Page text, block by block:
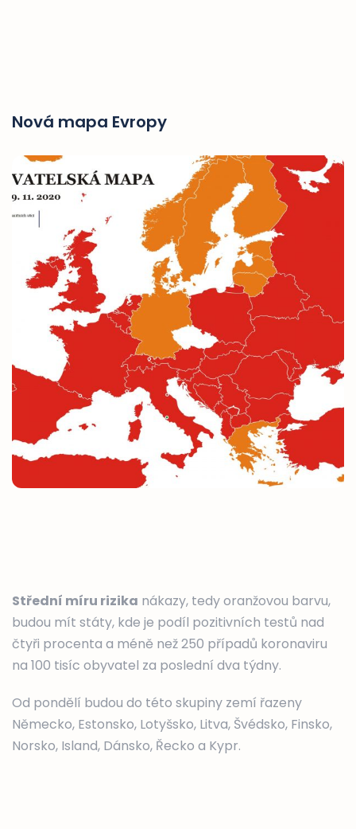
Nová mapa Evropy
Střední míru rizika nákazy, tedy oranžovou barvu,
budou mít státy, kde je podíl pozitivních testů nad
čtyři procenta a méně než 250 případů koronaviru
na 100 tisíc obyvatel za poslední dva týdny.
Od pondělí budou do této skupiny zemí řazeny
Německo, Estonsko, Lotyšsko, Litva, Švédsko, Finsko,
Norsko, Island, Dánsko, Řecko a Kypr.